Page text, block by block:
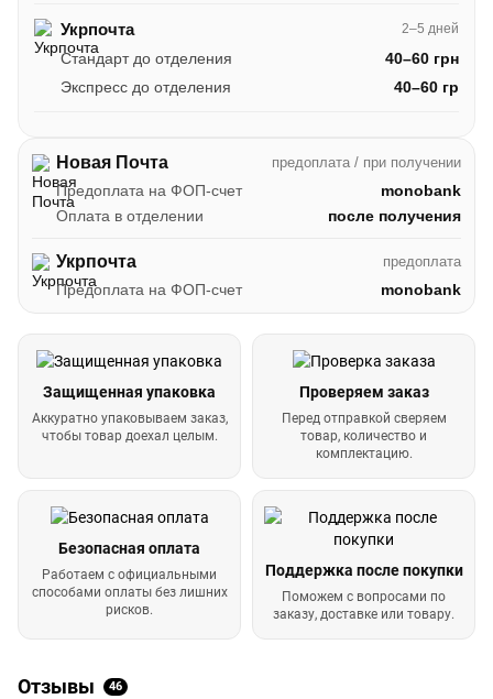
Укрпочта 2–5 дней
Стандарт до отделения
40–60 грн
Экспресс до отделения
40–60 гр
Новая Почта предоплата / при получении
Предоплата на ФОП-счет
monobank
Оплата в отделении
после получения
Укрпочта предоплата
Предоплата на ФОП-счет monobank
Защищенная упаковка
Аккуратно упаковываем заказ,
чтобы товар доехал целым.
Проверяем заказ
Перед отправкой сверяем
товар, количество и
комплектацию.
Безопасная оплата
Работаем с официальными
способами оплаты без лишних
рисков.
Поддержка после покупки
Поможем с вопросами по
заказу, доставке или товару.
Отзывы 46